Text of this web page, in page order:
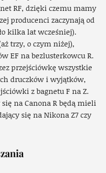
RF, dzięki czemu mamy
producenci zaczynają od
kilka lat wcześniej).
trzy, o czym niżej),
EF na bezlusterkowcu R.
przejściówkę wszystkie
druczków i wyjątków,
z bagnetu F na Z.
na Canona R będą mieli
się na Nikona Z7 czy